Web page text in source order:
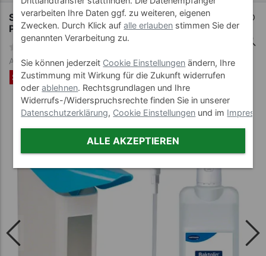
Seifenspender-Set Eurospender Safety plus, +
Pumpe + Baktolin Pure 1 l
Art-Nr. 720088
SET %
verarbeiten Ihre Daten ggf. zu weiteren, eigenen
Zwecken. Durch Klick aufalle erlauben stimmen Sie der
genannten Verarbeitung zu.
Sie können jederzeit Cookie Einstellungen ändern, Ihre
Zustimmung mit Wirkung für die Zukunft widerrufen
oderablehnen. Rechtsgrundlagen und Ihre
Widerrufs-/Widerspruchsrechte finden Sie in unserer
Datenschutzerklärung, Cookie Einstellungen und im
ALLE AKZEPTIEREN